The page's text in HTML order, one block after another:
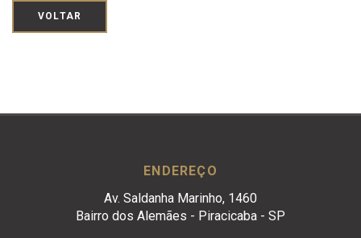
VOLTAR
ENDEREÇO
Av. Saldanha Marinho, 1460
Bairro dos Alemães - Piracicaba - SP